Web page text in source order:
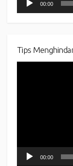
00:00
Tips
00:00